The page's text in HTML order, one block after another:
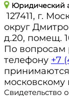
Юридический
127411, г.
округ
д.20, помещ.
По вопросам
телефону +7
московскому
Свидетельство